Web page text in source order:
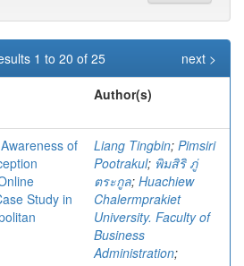
1 to 20 of 25
next >
Author(s)
of
Study in
Liang Tingbin; Pimsiri
Pootrakul; พิมสิริ ภู่
ตระกูล; Huachiew
Chalermprakiet
University. Faculty of
Business
Administration;